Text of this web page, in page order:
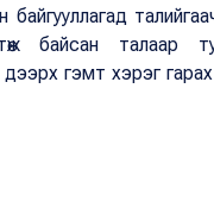
байгууллагад
байсан талаар
гэмт хэрэг гарах